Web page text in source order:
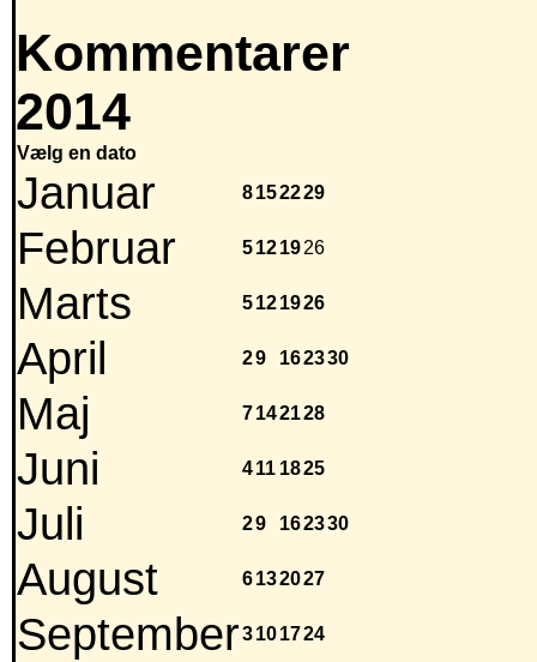
Kommentarer
2014
Vælg en dato
Januar 8152229
Februar 5121926
Marts 5121926
April 29 162330
Maj 7142128
Juni 411 1825
Juli 29 162330
August 6132027
September3101724